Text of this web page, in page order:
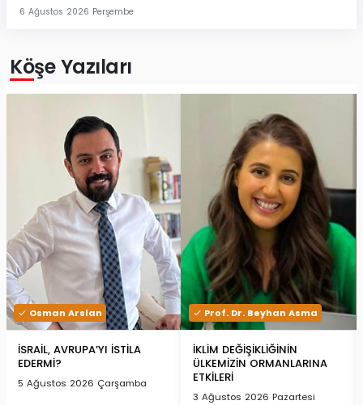
6 Ağustos 2026 Perşembe
Köşe Yazıları
Osman Arslan
İSRAİL, AVRUPA’YI İSTİLA
EDERMİ?
5 Ağustos 2026 Çarşamba
Prof. Dr. Beyhan Asma
İKLİM DEĞİŞİKLİĞİNİN
ÜLKEMİZİN ORMANLARINA
ETKİLERİ
3 Ağustos 2026 Pazartesi